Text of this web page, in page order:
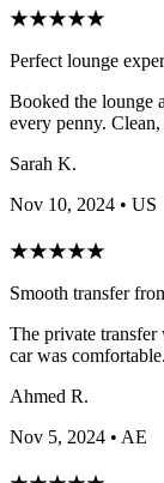
★★★★★
Perfect lounge
Booked the lounge
every penny.
Sarah K.
Nov 10, 2024 • US
★★★★★
Smooth transfer
The private transfer
car was
Ahmed R.
Nov 5, 2024 • AE